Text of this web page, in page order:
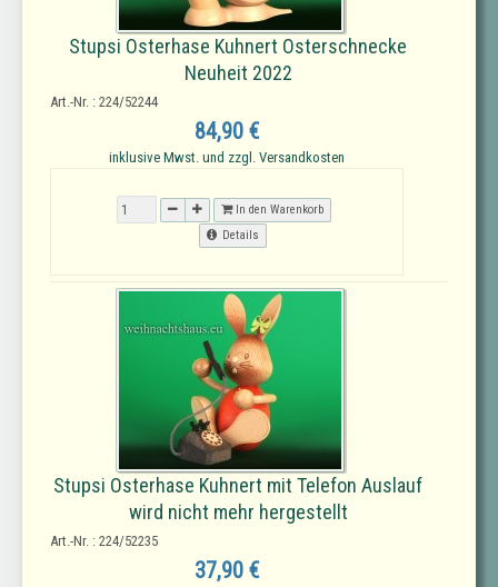
Stupsi Osterhase Kuhnert Osterschnecke
Neuheit 2022
Art.-Nr. : 224/52244
84,90 €
inklusive Mwst. und zzgl. Versandkosten
In den Warenkorb
Details
Stupsi Osterhase Kuhnert mit Telefon Auslauf
wird nicht mehr hergestellt
Art.-Nr. : 224/52235
37,90 €